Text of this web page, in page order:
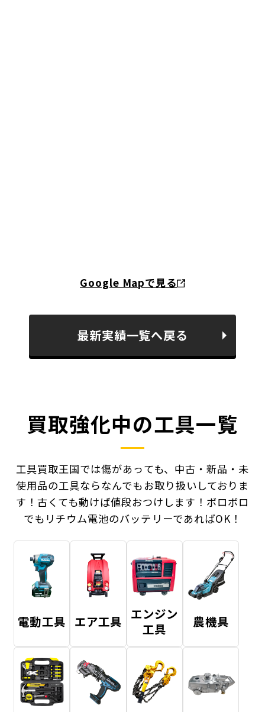
Google Mapで見る
最新実績一覧へ戻る
買取強化中の工具一覧
工具買取王国では傷があっても、中古・新品・未
使用品の工具ならなんでもお取り扱いしておりま
す！ 古くても動けば値段おつけします！ボロボロ
でもリチウム電池のバッテリーであればOK！
電動工具 エア工具 エンジン
工具
農機具